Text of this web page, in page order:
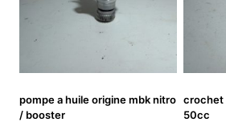
pompe a huile origine mbk nitro
/ booster
crochet
50cc